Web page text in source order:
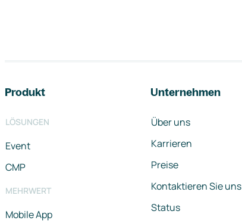
Produkt
LÖSUNGEN
Event
CMP
MEHRWERT
Mobile App
Unternehmen
Über uns
Karrieren
Preise
Kontaktieren Sie uns
Status